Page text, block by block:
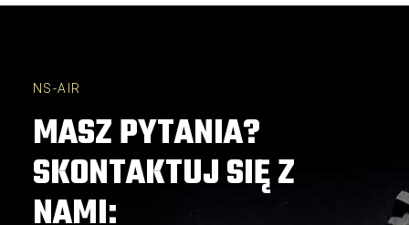
NS-AIR
MASZ PYTANIA?
SKONTAKTUJ SIĘ Z